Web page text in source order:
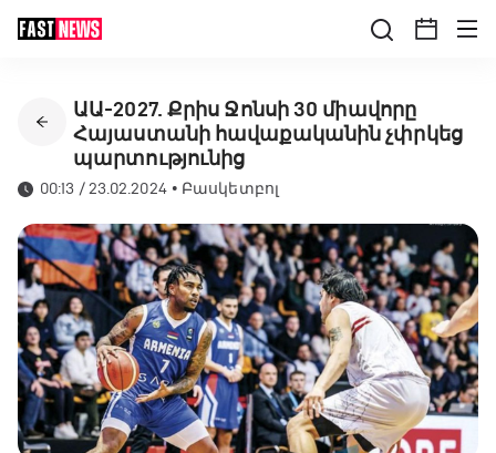
ԱԱ-2027. Քրիս Ջոնսի 30 միավորը
Հայաստանի հավաքականին չփրկեց
պարտությունից
00:13 / 23.02.2024 • Բասկետբոլ